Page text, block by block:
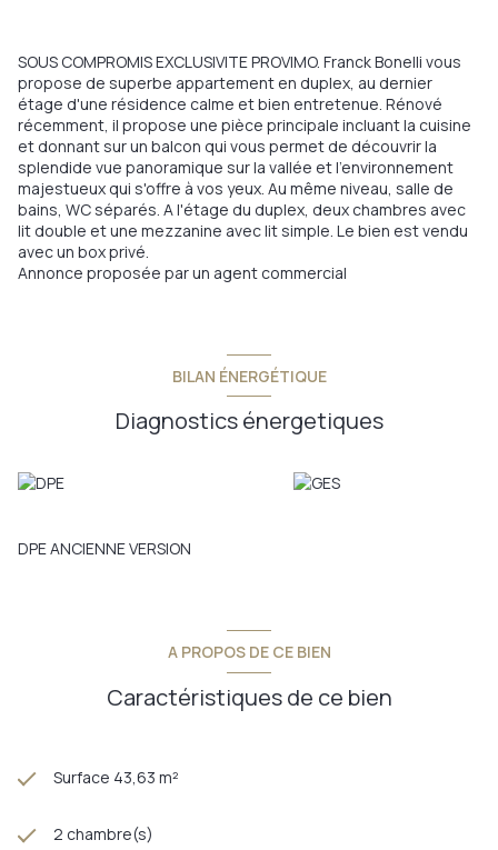
SOUS COMPROMIS EXCLUSIVITE PROVIMO. Franck Bonelli vous
propose de superbe appartement en duplex, au dernier
étage d'une résidence calme et bien entretenue. Rénové
récemment, il propose une pièce principale incluant la cuisine
et donnant sur un balcon qui vous permet de découvrir la
splendide vue panoramique sur la vallée et l'environnement
majestueux qui s'offre à vos yeux. Au même niveau, salle de
bains, WC séparés. A l'étage du duplex, deux chambres avec
lit double et une mezzanine avec lit simple. Le bien est vendu
avec un box privé.
Annonce proposée par un agent commercial
BILAN ÉNERGÉTIQUE
Diagnostics énergetiques
DPE ANCIENNE VERSION
A PROPOS DE CE BIEN
Caractéristiques de ce bien
Surface 43,63 m²
2 chambre(s)